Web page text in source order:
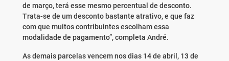
de março, terá esse mesmo percentual de desconto.
Trata-se de um desconto bastante atrativo, e que faz
com que muitos contribuintes escolham essa
modalidade de pagamento”, completa André.
As demais parcelas vencem nos dias 14 de abril, 13 de